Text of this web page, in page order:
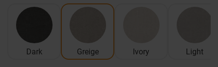
Dark Greige Ivory Light